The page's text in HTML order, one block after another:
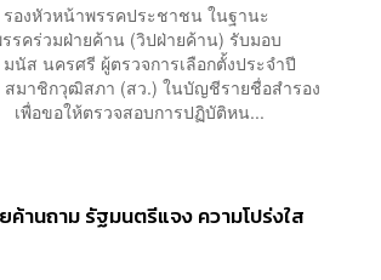
งหัวหน้าพรรคประชาชน ในฐานะ
คร่วมฝ่ายค้าน (วิปฝ่ายค้าน) รับมอบ
ส นครศรี ผู้ตรวจการเลือกตั้งประจำปี
มาชิกวุฒิสภา (สว.) ในบัญชีรายชื่อสำรอง
พื่อขอให้ตรวจสอบการปฏิบัติหน...
านถาม รัฐมนตรีแจง ความโปร่งใส